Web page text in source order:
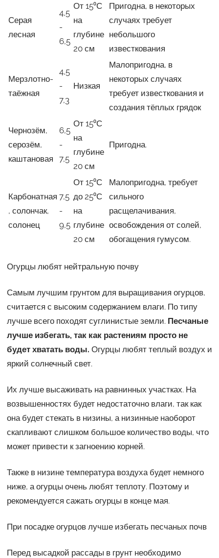
Серая
лесная
4,5
-
6,5
От 15⁰С
на
глубине
20 см
Пригодна, в некоторых
случаях требует
небольшого
известкования
Мерзлотно-
таёжная
4,5
-
7,3
Низкая
Малопригодна, в
некоторых случаях
требует известкования и
создания тёплых грядок
Чернозём,
серозём,
каштановая
6,5
-
7,5
От 15⁰С
на
глубине
20 см
Пригодна.
Карбонатная
, солончак,
солонец
7,5
-
9,5
От 15⁰С
до 25⁰С
на
глубине
20 см
Малопригодна, требует
сильного
расщелачивания,
освобождения от солей,
обогащения гумусом.
Огурцы любят нейтральную почву
Самым лучшим грунтом для выращивания огурцов,
считается с высоким содержанием влаги. По типу
лучше всего походят суглинистые земли. Песчаные
лучше избегать, так как растениям просто не
будет хватать воды. Огурцы любят теплый воздух и
яркий солнечный свет.
Их лучше высаживать на равнинных участках. На
возвышенностях будет недостаточно влаги, так как
она будет стекать в низины, а низинные наоборот
скапливают слишком большое количество воды, что
может привести к загноению корней.
Также в низине температура воздуха будет немного
ниже, а огурцы очень любят теплоту. Поэтому и
рекомендуется сажать огурцы в конце мая.
При посадке огурцов лучше избегать песчаных почв
Перед высадкой рассады в грунт необходимо